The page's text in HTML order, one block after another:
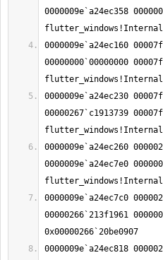
0000009e`a24ec358
0000009e`a24ec160
00000000`00000000
0000009e`a24ec230
00000267`c1913739
0000009e`a24ec260
0000009e`a24ec7e0
0000009e`a24ec7c0
00000266`213f1961
0000009e`a24ec818